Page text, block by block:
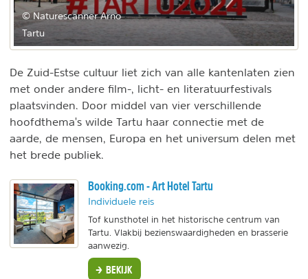
© Naturescanner Arno
Tartu
De Zuid-Estse cultuur liet zich van alle kantenlaten zien
met onder andere film-, licht- en literatuurfestivals
plaatsvinden. Door middel van vier verschillende
hoofdthema's wilde Tartu haar connectie met de
aarde, de mensen, Europa en het universum delen met
het brede publiek.
Booking.com - Art Hotel Tartu
Individuele reis
Tof kunsthotel in het historische centrum van
Tartu. Vlakbij bezienswaardigheden en brasserie
aanwezig.
BEKIJK